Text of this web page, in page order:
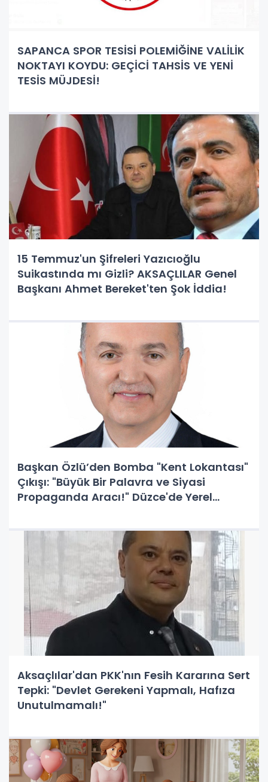
SAPANCA SPOR TESİSİ POLEMİĞİNE VALİLİK
NOKTAYI KOYDU: GEÇİCİ TAHSİS VE YENİ
TESİS MÜJDESİ!
15 Temmuz'un Şifreleri Yazıcıoğlu
Suikastında mı Gizli? AKSAÇLILAR Genel
Başkanı Ahmet Bereket'ten Şok İddia!
Başkan Özlü’den Bomba "Kent Lokantası"
Çıkışı: "Büyük Bir Palavra ve Siyasi
Propaganda Aracı!" Düzce'de Yerel
Aksaçlılar'dan PKK'nın Fesih Kararına Sert
Tepki: "Devlet Gerekeni Yapmalı, Hafıza
Unutulmamalı!"